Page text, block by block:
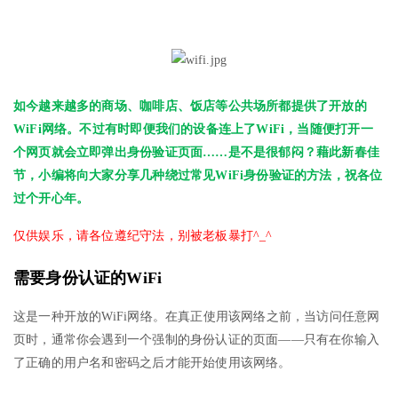
如今越来越多的商场、咖啡店、饭店等公共场所都提供了开放的
WiFi网络。不过有时即便我们的设备连上了WiFi，当随便打开一
个网页就会立即弹出身份验证页面……是不是很郁闷？藉此新春佳
节，小编将向大家分享几种绕过常见WiFi身份验证的方法，祝各位
过个开心年。
仅供娱乐，请各位遵纪守法，别被老板暴打^_^
需要身份认证的WiFi
这是一种开放的WiFi网络。在真正使用该网络之前，当访问任意网
页时，通常你会遇到一个强制的身份认证的页面——只有在你输入
了正确的用户名和密码之后才能开始使用该网络。